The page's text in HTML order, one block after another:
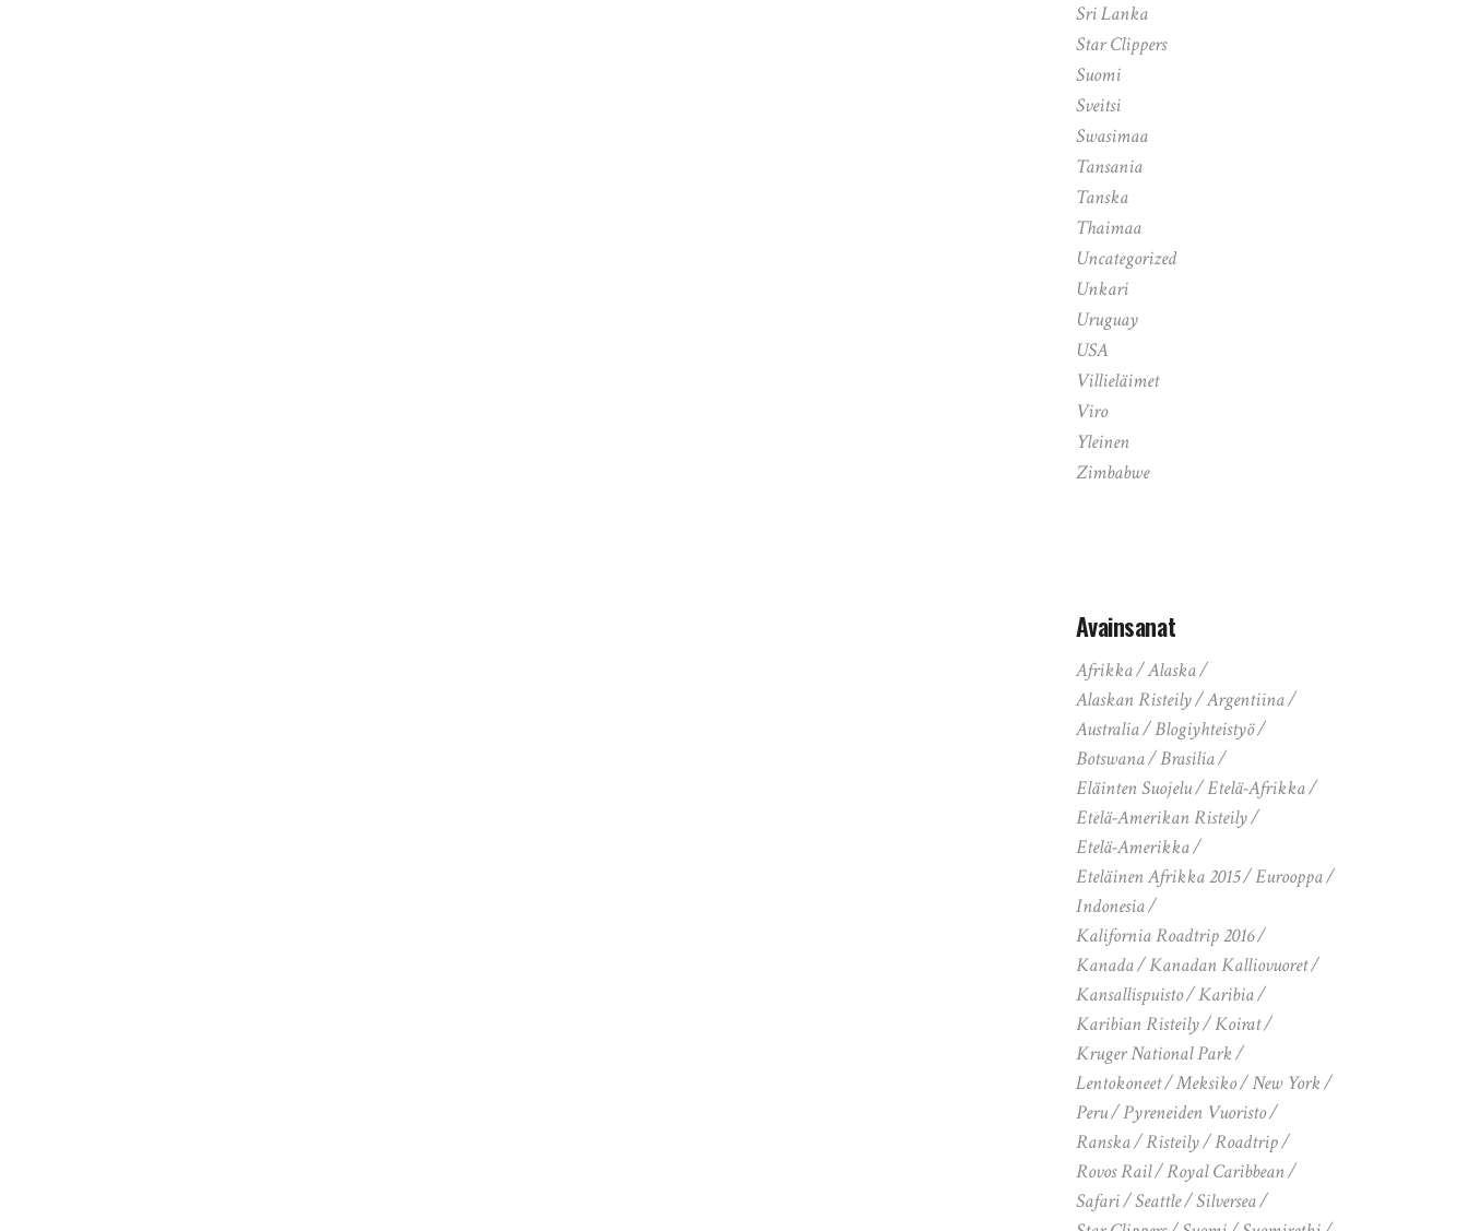
Sri Lanka
Star Clippers
Suomi
Sveitsi
Swasimaa
Tansania
Tanska
Thaimaa
Uncategorized
Unkari
Uruguay
USA
Villieläimet
Viro
Yleinen
Zimbabwe
Avainsanat
Afrikka
Alaska
Alaskan Risteily
Argentiina
Australia
Blogiyhteistyö
Botswana
Brasilia
Eläinten Suojelu
Etelä-Afrikka
Etelä-Amerikan Risteily
Etelä-Amerikka
Eteläinen Afrikka 2015
Eurooppa
Indonesia
Kalifornia Roadtrip 2016
Kanada
Kanadan Kalliovuoret
Kansallispuisto
Karibia
Karibian Risteily
Koirat
Kruger National Park
Lentokoneet
Meksiko
New York
Peru
Pyreneiden Vuoristo
Ranska
Risteily
Roadtrip
Rovos Rail
Royal Caribbean
Safari
Seattle
Silversea